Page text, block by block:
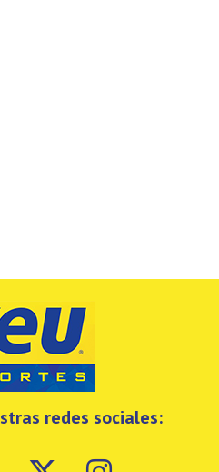
redes sociales: